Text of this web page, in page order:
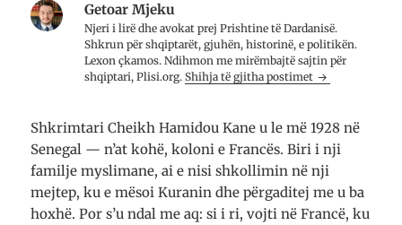
Getoar Mjeku
Njeri i lirë dhe avo­kat prej Prish­tine të Dar­da­nisë.
Shkrun për shqip­tarët, gju­hën, histo­rinë, e poli­ti­kën.
Lexon çkamos. Ndih­mon me mirë­mbajtë saj­tin për
shqip­tari, Plisi.org.Shihja të gjitha postimet
Shkrimtari Cheikh Hamidou Kane u le më 1928 në
Senegal — n’at kohë, koloni e Francës. Biri i nji
familje myslimane, ai e nisi shkollimin në nji
mejtep, ku e mësoi Kuranin dhe përgaditej me u ba
hoxhë. Por s’u ndal me aq: si i ri, vojti në Francë, ku